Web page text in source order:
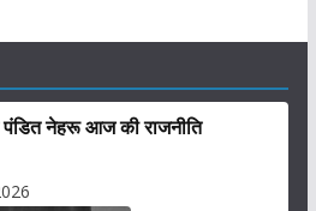
पंडित नेहरू आज की राजनीति